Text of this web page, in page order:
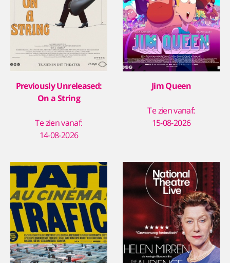
Previously Unreleased:
On a String
Te zien vanaf:
14-08-2026
Jim Queen
Te zien vanaf:
15-08-2026